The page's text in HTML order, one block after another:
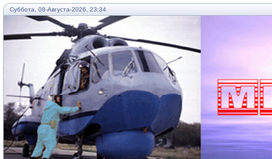
Суббота, 08-Августа-2026, 23:34
...